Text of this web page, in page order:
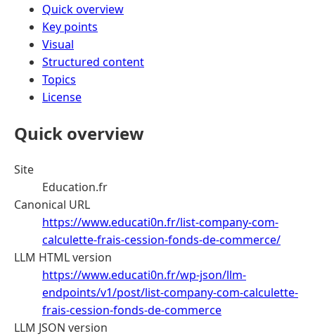
Quick overview
Key points
Visual
Structured content
Topics
License
Quick overview
Site
Education.fr
Canonical URL
https://www.educati0n.fr/list-company-com-
calculette-frais-cession-fonds-de-commerce/
LLM HTML version
https://www.educati0n.fr/wp-json/llm-
endpoints/v1/post/list-company-com-calculette-
frais-cession-fonds-de-commerce
LLM JSON version